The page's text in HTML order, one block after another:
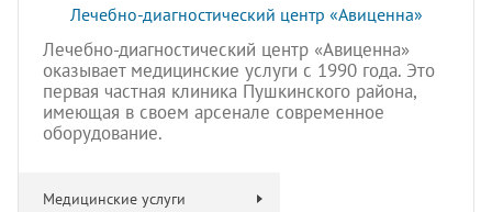
Лечебно-диагностический центр «Авиценна»
Лечебно-диагностический центр «Авиценна»
оказывает медицинские услуги с 1990 года. Это
первая частная клиника Пушкинского района,
имеющая в своем арсенале современное
оборудование.
Медицинские услуги